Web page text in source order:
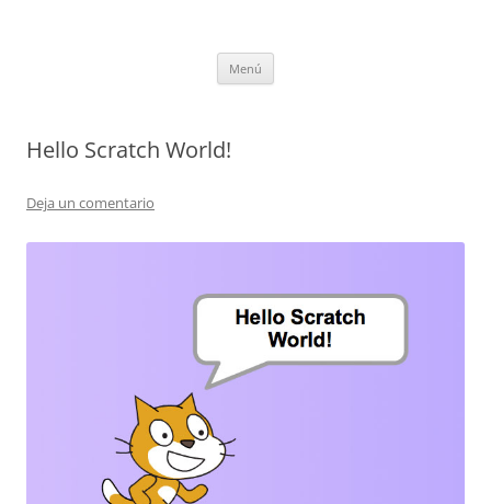
Menú
Hello Scratch World!
Deja un comentario